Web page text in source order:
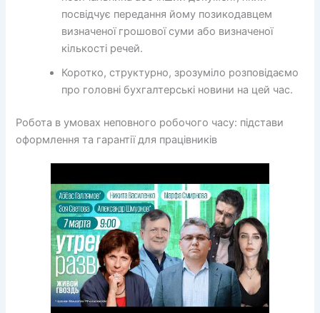
посвідчує передання йому позикодавцем
визначеної грошової суми або визначеної
кількості речей.
Коротко, структурно, зрозуміло розповідаємо
про головні бухгалтерські новини на цей час.
Робота в умовах неповного робочого часу: підстави
оформлення та гарантії для працівників